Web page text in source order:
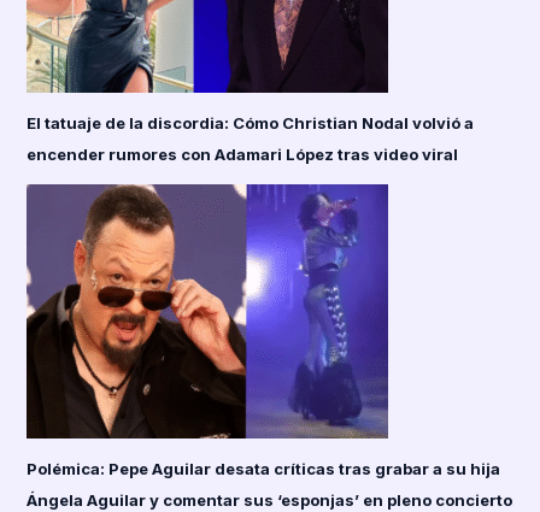
El tatuaje de la discordia: Cómo Christian Nodal volvió a
encender rumores con Adamari López tras video viral
Polémica: Pepe Aguilar desata críticas tras grabar a su hija
Ángela Aguilar y comentar sus ‘esponjas’ en pleno concierto